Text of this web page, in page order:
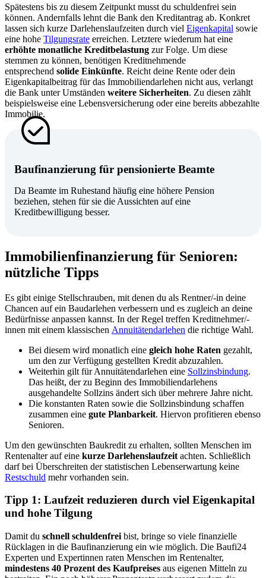
Spätestens bis zu diesem Zeitpunkt musst du schuldenfrei sein
können. Andernfalls lehnt die Bank den Kreditantrag ab. Konkret
lassen sich kurze Darlehenslaufzeiten durch viel Eigenkapital sowie
eine hohe Tilgungsrate erreichen. Letztere wiederum hat eine
erhöhte monatliche Kreditbelastung zur Folge. Um diese
stemmen zu können, benötigen Kreditnehmende
entsprechend solide Einkünfte. Reicht deine Rente oder dein
Eigenkapitalbeitrag für das Immobiliendarlehen nicht aus, verlangt
die Bank unter Umständen weitere Sicherheiten. Zu diesen zählt
beispielsweise eine Lebensversicherung oder eine bereits abbezahlte
Immobilie.
Baufinanzierung für pensionierte Beamte
Da Beamte im Ruhestand häufig eine höhere Pension
beziehen, stehen für sie die Aussichten auf eine
Kreditbewilligung besser.
Immobilienfinanzierung für Senioren:
nützliche Tipps
Es gibt einige Stellschrauben, mit denen du als Rentner/-in deine
Chancen auf ein Baudarlehen verbessern und es zugleich an deine
Bedürfnisse anpassen kannst. In der Regel treffen Kreditnehmer/-
innen mit einem klassischen Annuitätendarlehen die richtige Wahl.
Bei diesem wird monatlich eine gleich hohe Raten gezahlt,
um den zur Verfügung gestellten Kredit abzuzahlen.
Weiterhin gilt für Annuitätendarlehen eine Sollzinsbindung.
Das heißt, der zu Beginn des Immobiliendarlehens
ausgehandelte Sollzins ändert sich über mehrere Jahre nicht.
Die konstanten Raten sowie die Sollzinsbindung schaffen
zusammen eine gute Planbarkeit. Hiervon profitieren ebenso
Senioren.
Um den gewünschten Baukredit zu erhalten, sollten Menschen im
Rentenalter auf eine kurze Darlehenslaufzeit achten. Schließlich
darf bei Überschreiten der statistischen Lebenserwartung keine
Restschuld mehr vorhanden sein.
Tipp 1: Laufzeit reduzieren durch viel Eigenkapital
und hohe Tilgung
Damit du schnell schuldenfrei bist, bringe so viele finanzielle
Rücklagen in die Baufinanzierung ein wie möglich. Die Baufi24
Experten und Expertinnen raten Menschen im Rentenalter,
mindestens 40 Prozent des Kaufpreises aus eigenen Mitteln zu